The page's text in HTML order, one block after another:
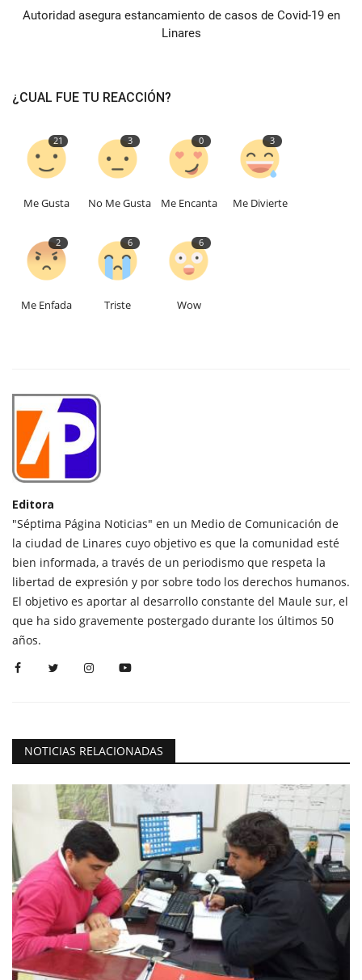
Autoridad asegura estancamiento de casos de Covid-19 en
Linares
¿CUAL FUE TU REACCIÓN?
21
Me Gusta
3
No Me Gusta
0
Me Encanta
3
Me Divierte
2
Me Enfada
6
Triste
6
Wow
Editora
"Séptima Página Noticias" en un Medio de Comunicación de
la ciudad de Linares cuyo objetivo es que la comunidad esté
bien informada, a través de un periodismo que respeta la
libertad de expresión y por sobre todo los derechos humanos.
El objetivo es aportar al desarrollo constante del Maule sur, el
que ha sido gravemente postergado durante los últimos 50
años.
NOTICIAS RELACIONADAS